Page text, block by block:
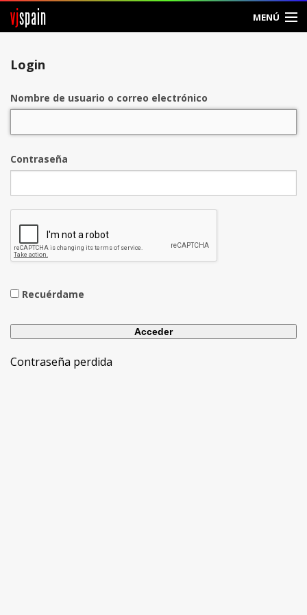
vjspain MENÚ
Login
Nombre de usuario o correo electrónico
Contraseña
Recuérdame
Contraseña perdida